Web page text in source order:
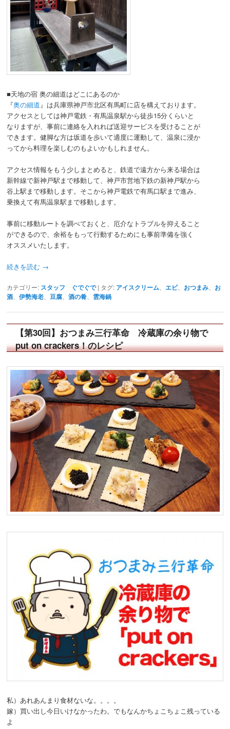
■天地の宿 奥の細道はどこにあるのか
『奥の細道』は兵庫県神戸市北区有馬町に店を構えております。
アクセスとしては神戸電鉄・有馬温泉駅から徒歩15分くらいと
なりますが、事前に連絡を入れれば送迎サービスを受けることが
できます。健脚な方は坂道を歩いて適度に運動して、温泉に浸か
ってから料理を楽しむのもよいかもしれません。
アクセス情報をもう少しまとめると、鉄道で遠方から来る場合は
新幹線で新神戸駅まで移動して、神戸市営地下鉄の新神戸駅から
谷上駅まで移動します。そこから神戸電鉄で有馬口駅まで進み、
乗換えて有馬温泉駅まで移動します。
事前に移動ルートを調べておくと、厄介なトラブルを抑えること
ができるので、余裕をもって行動するためにも事前準備を強く
オススメいたします。
続きを読む →
カテゴリー: スタッフ ぐでぐで | タグ: アイスクリーム エビ、 おつまみ
お
酒 、伊勢海老 、豆腐 、酒の肴 雲海鍋
【第30回】おつまみ三行革命 冷蔵庫の余り物で
put on crackers！のレシピ
私）あれあんまり食材ないな。。。。
嫁）買い出し今日いけなかったわ。でもなんかちょこちょこ残っている
よ